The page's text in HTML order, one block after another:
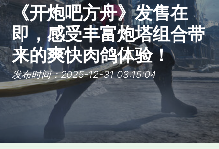
《开炮吧方舟》发售在
即，感受丰富炮塔组合带
来的爽快肉鸽体验！
发布时间：2025-12-31 03:15:04